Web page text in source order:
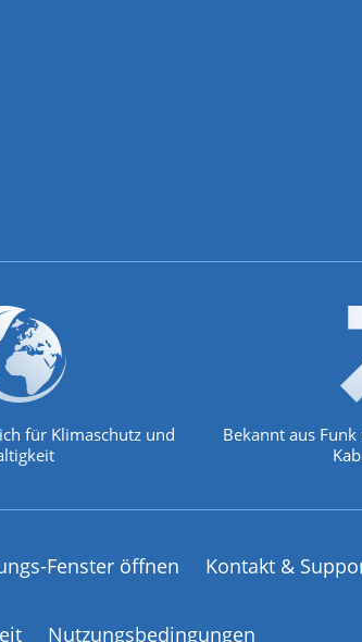
für Klimaschutz und
Bekannt aus
Fenster öffnen Kontakt &
Nutzungsbedingungen